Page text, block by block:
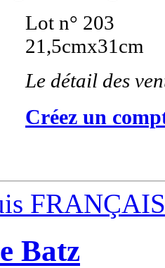
Lot n° 203
21,5cmx31cm
Le détail des
Créez un
FRANÇAIS
Batz